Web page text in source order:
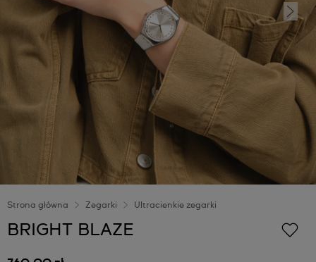
Strona główna Zegarki Ultracienkie zegarki
BRIGHT BLAZE